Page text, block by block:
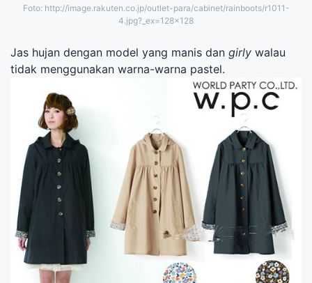
Foto: http://image.rakuten.co.jp/outlet-para/cabinet/rainboots/r1011-
4.jpg?_ex=128x128
Jas hujan dengan model yang manis dan girly walau
tidak menggunakan warna-warna pastel.